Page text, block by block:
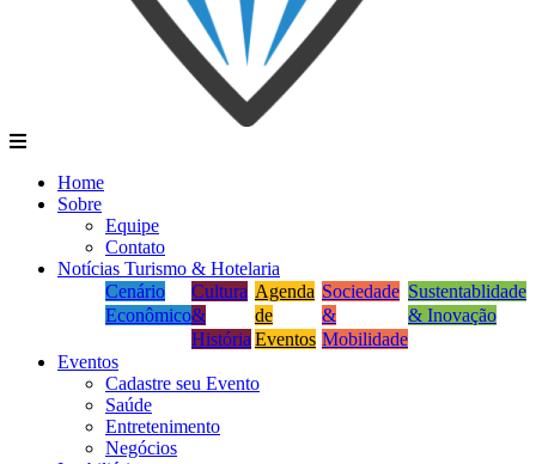
Home
Sobre
Equipe
Contato
Notícias Turismo & Hotelaria
Cenário
Econômico
Cultura
&
História
Agenda
de
Eventos
Sociedade
&
Mobilidade
Sustentablidade
& Inovação
Eventos
Cadastre seu Evento
Saúde
Entretenimento
Negócios